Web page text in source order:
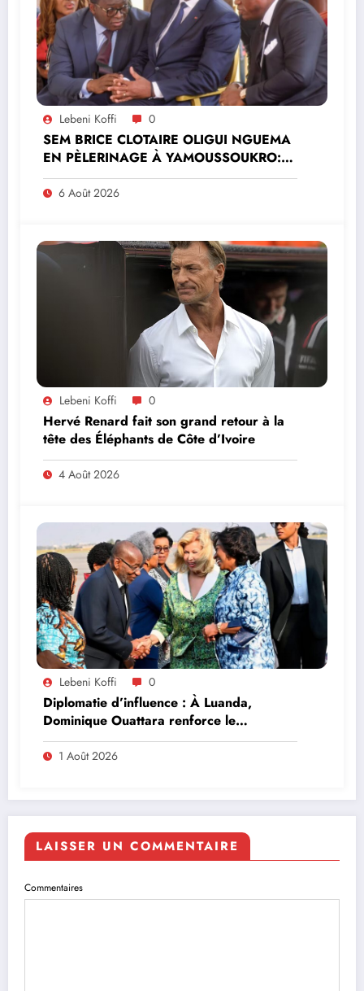
Lebeni Koffi 0
SEM BRICE CLOTAIRE OLIGUI NGUEMA
EN PÈLERINAGE À YAMOUSSOUKRO:LE
MINISTRE PAULIN CLAUDE DANHO
PREND PART À LA CÉRÉMONIE
6 Août 2026
Lebeni Koffi 0
Hervé Renard fait son grand retour à la
tête des Éléphants de Côte d’Ivoire
4 Août 2026
Lebeni Koffi 0
Diplomatie d’influence : À Luanda,
Dominique Ouattara renforce le
leadership solidaire de la Côte d’Ivoire en
Afrique
1 Août 2026
LAISSER UN COMMENTAIRE
Commentaires